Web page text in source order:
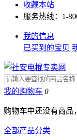
收藏本站
服务热线：1-
我的信息
已买到的宝贝
我的购物车 0
购物车中还没有商品
全部产品分类